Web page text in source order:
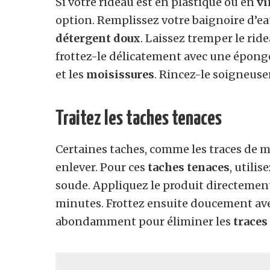
option. Remplissez votre baignoire
détergent doux. Laissez tremper le
frottez-le délicatement avec une
et les moisissures. Rincez-le
Traitez les taches tenaces
Certaines taches, comme les traces de
enlever. Pour ces taches tenaces,
soude. Appliquez le produit
minutes. Frottez ensuite doucement
abondamment pour éliminer les